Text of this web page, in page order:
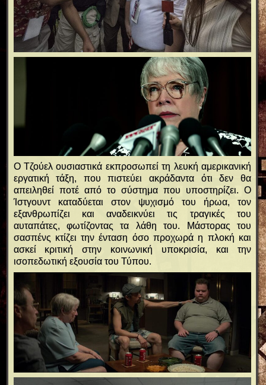
Ο Τζούελ ουσιαστικά εκπροσωπεί τη λευκή αμερικανική
εργατική τάξη, που πιστεύει ακράδαντα ότι δεν θα
απειληθεί ποτέ από το σύστημα που υποστηρίζει. Ο
Ίστγουντ καταδύεται στον ψυχισμό του ήρωα, τον
εξανθρωπίζει και αναδεικνύει τις τραγικές του
αυταπάτες, φωτίζοντας τα λάθη του. Μάστορας του
σασπένς κτίζει την ένταση όσο προχωρά η πλοκή και
ασκεί κριτική στην κοινωνική υποκρισία, και την
ισοπεδωτική εξουσία του Τύπου.